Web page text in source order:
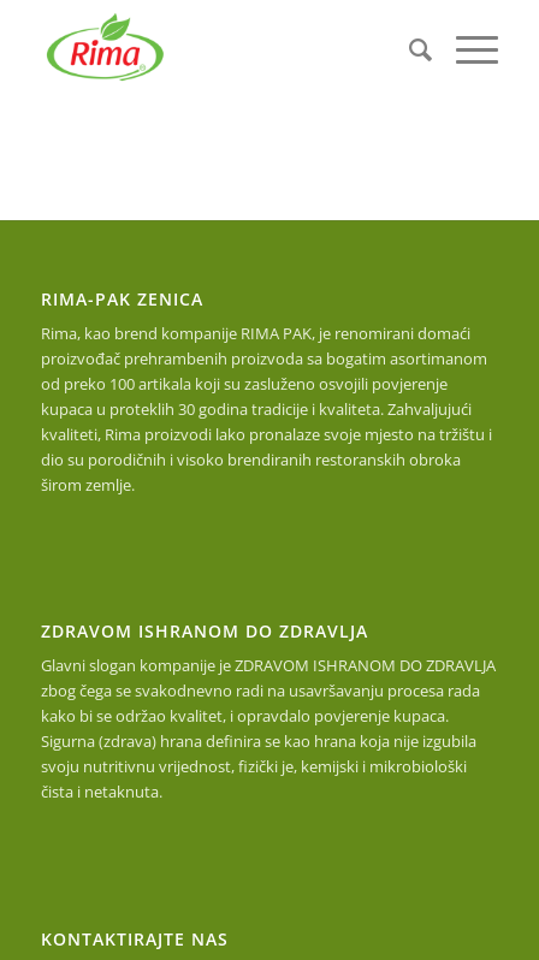
RIMA-PAK ZENICA
Rima, kao brend kompanije RIMA PAK, je renomirani domaći
proizvođač prehrambenih proizvoda sa bogatim asortimanom
od preko 100 artikala koji su zasluženo osvojili povjerenje
kupaca u proteklih 30 godina tradicije i kvaliteta. Zahvaljujući
kvaliteti, Rima proizvodi lako pronalaze svoje mjesto na tržištu i
dio su porodičnih i visoko brendiranih restoranskih obroka
širom zemlje.
ZDRAVOM ISHRANOM DO ZDRAVLJA
Glavni slogan kompanije je ZDRAVOM ISHRANOM DO ZDRAVLJA
zbog čega se svakodnevno radi na usavršavanju procesa rada
kako bi se održao kvalitet, i opravdalo povjerenje kupaca.
Sigurna (zdrava) hrana definira se kao hrana koja nije izgubila
svoju nutritivnu vrijednost, fizički je, kemijski i mikrobiološki
čista i netaknuta.
KONTAKTIRAJTE NAS